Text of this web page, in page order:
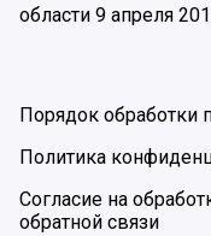
области 9 апреля
Порядок обработки
Политика
Согласие на
обратной связи